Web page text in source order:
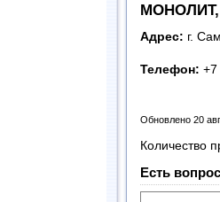
МОНОЛИТ,
Адрес: г.
Телефон: +7
Обновлено 20
Количество
Есть